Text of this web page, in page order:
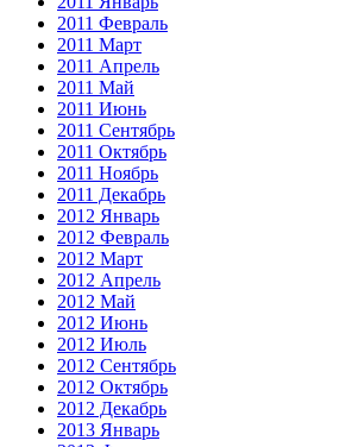
2011 Февраль
2011 Март
2011 Апрель
2011 Май
2011 Июнь
2011 Сентябрь
2011 Октябрь
2011 Ноябрь
2011 Декабрь
2012 Январь
2012 Февраль
2012 Март
2012 Апрель
2012 Май
2012 Июнь
2012 Июль
2012 Сентябрь
2012 Октябрь
2012 Декабрь
2013 Январь